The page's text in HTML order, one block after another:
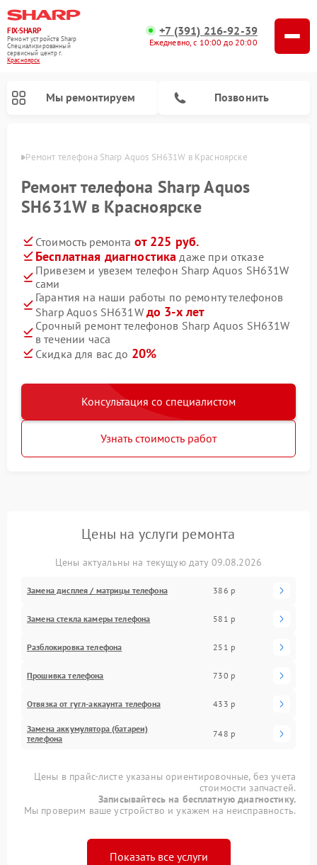
FIX-SHARP
Ремонт устройств Sharp
Специализированный
cервисный центр г.
Красноярск
+7 (391) 216-92-39
Ежедневно, с 10:00 до 20:00
Мы ремонтируем Позвонить
Ремонт телефона Sharp Aquos SH631W в Красноярске
Ремонт телефона Sharp Aquos
SH631W в Красноярске
Стоимость ремонта от 225 руб.
Бесплатная диагностика даже при отказе
Привезем и увезем телефон Sharp Aquos SH631W
сами
Гарантия на наши работы по ремонту телефонов
Sharp Aquos SH631W до 3-х лет
Срочный ремонт телефонов Sharp Aquos SH631W
в течении часа
Скидка для вас до 20%
Консультация со специалистом
Узнать стоимость работ
Цены на услуги ремонта
Цены актуальны на текущую дату 09.08.2026
Замена дисплея / матрицы телефона 386 р
Замена стекла камеры телефона 581 р
Разблокировка телефона 251 р
Прошивка телефона 730 р
Отвязка от гугл-аккаунта телефона 433 р
Замена аккумулятора (батареи)
телефона
748 р
Цены в прайс-листе указаны ориентировочные, без учета
стоимости запчастей.
Записывайтесь на бесплатную диагностику.
Мы проверим ваше устройство и укажем на неисправность.
Показать все услуги